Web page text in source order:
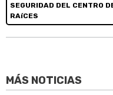
SEGURIDAD DEL CENTRO
RAíCES
MÁS NOTICIAS